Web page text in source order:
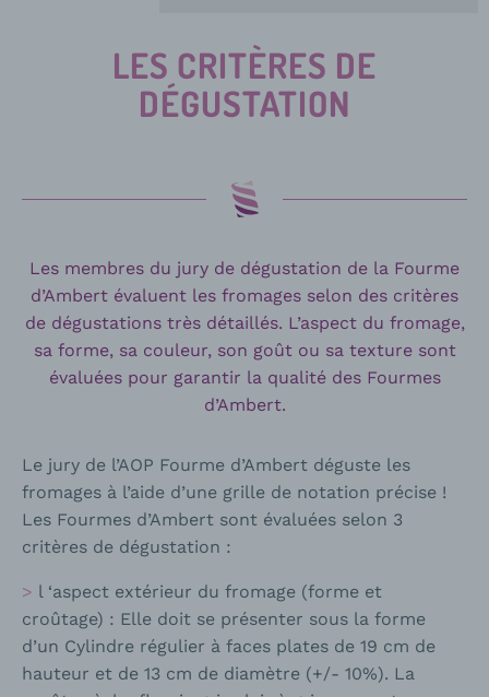
LES CRITÈRES DE
DÉGUSTATION
Les membres du jury de dégustation de la Fourme
d’Ambert évaluent les fromages selon des critères
de dégustations très détaillés. L’aspect du fromage,
sa forme, sa couleur, son goût ou sa texture sont
évaluées pour garantir la qualité des Fourmes
d’Ambert.
Le jury de l’AOP Fourme d’Ambert déguste les
fromages à l’aide d’une grille de notation précise !
Les Fourmes d’Ambert sont évaluées selon 3
critères de dégustation :
l ‘aspect extérieur du fromage (forme et
croûtage) : Elle doit se présenter sous la forme
d’un Cylindre régulier à faces plates de 19 cm de
hauteur et de 13 cm de diamètre (+/- 10%). La